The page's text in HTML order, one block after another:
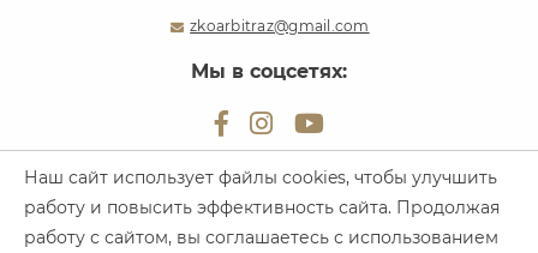
zkoarbitraz@gmail.com
Мы в соцсетях:
Наш сайт использует файлы cookies, чтобы улучшить
работу и повысить эффективность сайта. Продолжая
работу с сайтом, вы соглашаетесь с использованием